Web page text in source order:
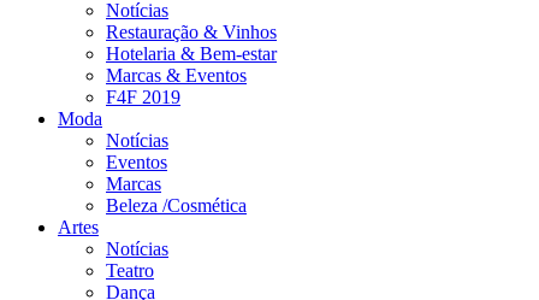
Notícias
Restauração & Vinhos
Hotelaria & Bem-estar
Marcas & Eventos
F4F 2019
Moda
Notícias
Eventos
Marcas
Beleza /Cosmética
Artes
Notícias
Teatro
Dança